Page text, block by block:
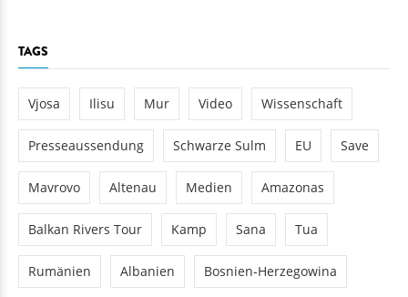
TAGS
Vjosa Ilisu Mur Video Wissenschaft
Presseaussendung Schwarze Sulm EU Save
Mavrovo Altenau Medien Amazonas
Balkan Rivers Tour Kamp Sana Tua
Rumänien Albanien Bosnien-Herzegowina